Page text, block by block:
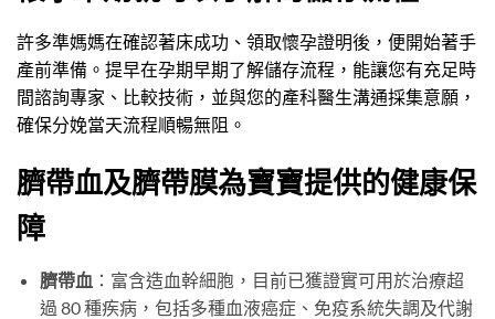
許多準媽媽在確認著床成功、領取懷孕證明後，便開始著手
產前準備。提早在孕期早期了解儲存流程，能讓您有充足時
間諮詢專家、比較技術，並與您的產科醫生溝通採集意願，
確保分娩當天流程順暢無阻。
臍帶血及臍帶膜為寶寶提供的健康保
障
臍帶血 ：富含造血幹細胞，目前已獲證實可用於治療超
過 80 種疾病，包括多種血液癌症、免疫系統失調及代謝